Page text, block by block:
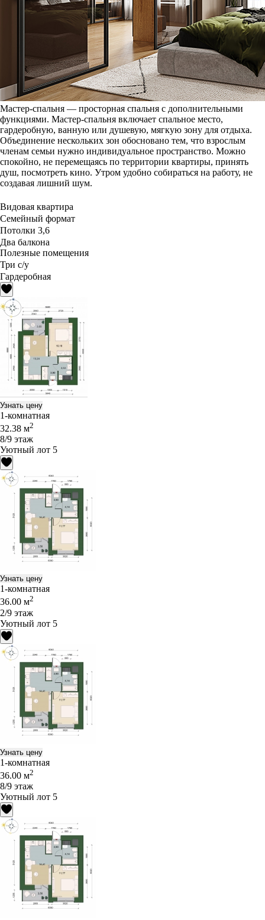
Мастер-спальня — просторная спальня с дополнительными
функциями. Мастер-спальня включает спальное место,
гардеробную, ванную или душевую, мягкую зону для отдыха.
Объединение нескольких зон обосновано тем, что взрослым
членам семьи нужно индивидуальное пространство. Можно
спокойно, не перемещаясь по территории квартиры, принять
душ, посмотреть кино. Утром удобно собираться на работу, не
создавая лишний шум.
Видовая квартира
Семейный формат
Потолки 3,6
Два балкона
Полезные помещения
Три с/у
Гардеробная
Узнать цену
1-комнатная
32.38 м2
8/9 этаж
Уютный лот 5
Узнать цену
1-комнатная
36.00 м2
2/9 этаж
Уютный лот 5
Узнать цену
1-комнатная
36.00 м2
8/9 этаж
Уютный лот 5